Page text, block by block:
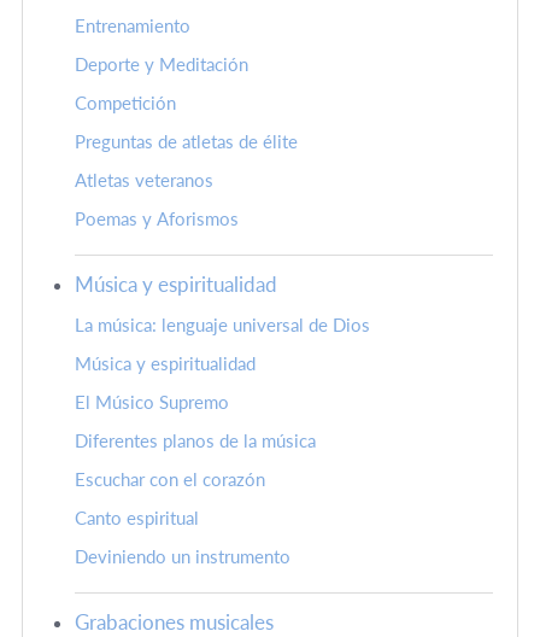
Entrenamiento
Deporte y Meditación
Competición
Preguntas de atletas de élite
Atletas veteranos
Poemas y Aforismos
Música y espiritualidad
La música: lenguaje universal de Dios
Música y espiritualidad
El Músico Supremo
Diferentes planos de la música
Escuchar con el corazón
Canto espiritual
Deviniendo un instrumento
Grabaciones musicales